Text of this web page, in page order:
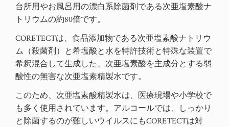
台所用やお風呂用の漂白系除菌剤である次亜塩素酸ナ
トリウムの約80倍です。
CORETECTは、食品添加物である次亜塩素酸ナトリウ
ム（殺菌剤）と希塩酸と水を特許技術と特殊な装置で
希釈混合して生成した、次亜塩素酸を主成分とする弱
酸性の無害な次亜塩素精製水です。
このため、次亜塩素酸精製水は、医療現場や小学校で
も多く使用されています。アルコールでは、しっかり
と除菌するのが難しいウイルスにもCORETECTは対